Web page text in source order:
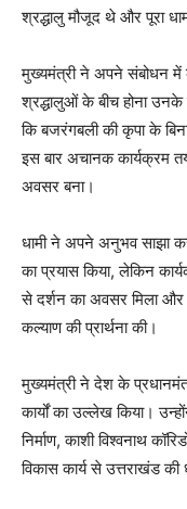
श्रद्धालु मौजूद थे और पूरा
मुख्यमंत्री ने अपने संबोधन में
श्रद्धालुओं के बीच होना उनके
कि बजरंगबली की कृपा के
इस बार अचानक कार्यक्रम
अवसर बना।
धामी ने अपने अनुभव साझा
का प्रयास किया, लेकिन
से दर्शन का अवसर मिला और
कल्याण की प्रार्थना की।
मुख्यमंत्री ने देश के
कार्यों का उल्लेख किया।
निर्माण, काशी विश्वनाथ
विकास कार्य से उत्तराखंड